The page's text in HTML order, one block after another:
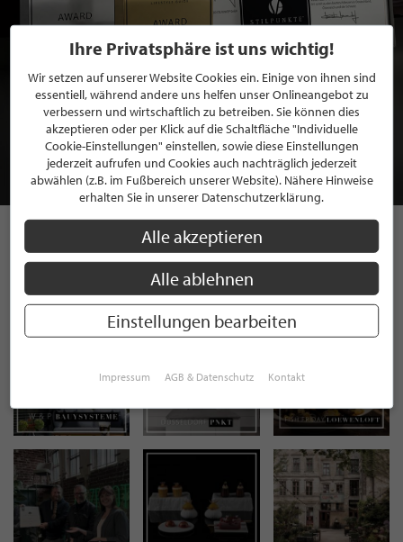
BEWERBEN SIE SICH FÜR EINE GRATIS
MITGLIEDSCHAFT BEI STILPUNKTE®
JETZT GRATIS BEWERBEN
STILPUNKTE AUF
INSTAGRAM
Ihre Privatsphäre ist uns wichtig!
Wir setzen auf unserer Website Cookies ein. Einige von ihnen sind
essentiell, während andere uns helfen unser Onlineangebot zu
verbessern und wirtschaftlich zu betreiben. Sie können dies
akzeptieren oder per Klick auf die Schaltfläche "Individuelle
Cookie-Einstellungen" einstellen, sowie diese Einstellungen
jederzeit aufrufen und Cookies auch nachträglich jederzeit
abwählen (z.B. im Fußbereich unserer Website). Nähere Hinweise
erhalten Sie in unserer Datenschutzerklärung.
Alle akzeptieren
Alle ablehnen
Einstellungen bearbeiten
Impressum AGB & Datenschutz Kontakt